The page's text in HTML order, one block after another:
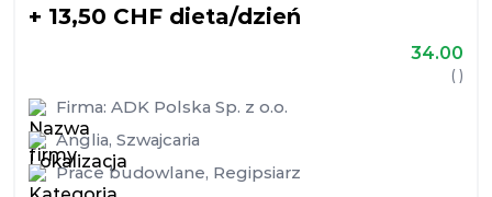
+ 13,50 CHF dieta/dzień
34.00
( )
Firma: ADK Polska Sp. z o.o.
Anglia, Szwajcaria
Prace budowlane, Regipsiarz